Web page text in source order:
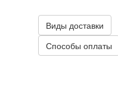
Виды доставки
Способы оплаты